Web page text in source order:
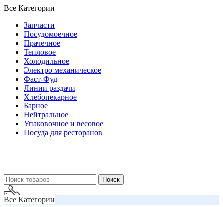
Все Категории
Запчасти
Посудомоечное
Прачечное
Тепловое
Холодильное
Электро механическое
Фаст-Фуд
Линии раздачи
Хлебопекарное
Барное
Нейтральное
Упаковочное и весовое
Посуда для ресторанов
Поиск
Все Категории